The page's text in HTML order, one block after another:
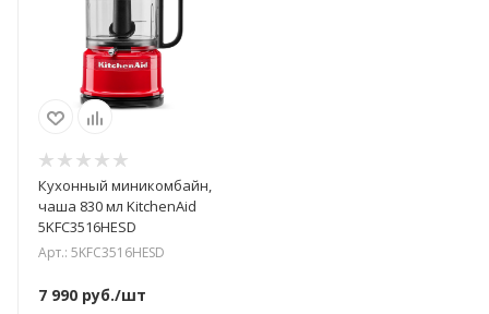
Кухонный миникомбайн,
чаша 830 мл KitchenAid
5KFC3516HESD
Арт.: 5KFC3516HESD
7 990 руб./шт